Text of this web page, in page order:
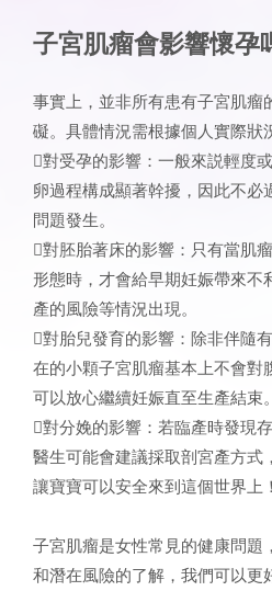
子宮肌瘤會影響懷孕
事實上，並非所有患有子宮肌瘤
礙。具體情況需根據個人實際狀
對受孕的影響：一般來説輕度
卵過程構成顯著幹擾，因此不必
問題發生。
對胚胎著床的影響：只有當肌
形態時，才會給早期妊娠帶來不
產的風險等情況出現。
對胎兒發育的影響：除非伴隨
在的小顆子宮肌瘤基本上不會對
可以放心繼續妊娠直至生產結束。
對分娩的影響：若臨產時發現
醫生可能會建議採取剖宮產方式
讓寶寶可以安全來到這個世界上！
子宮肌瘤是女性常見的健康問題
和潛在風險的了解，我們可以更